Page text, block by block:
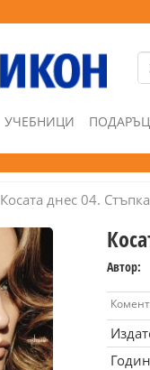
УЧЕБНИЦИ
Косата днес 04.
Автор: